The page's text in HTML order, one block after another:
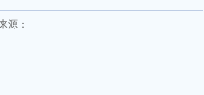
源：